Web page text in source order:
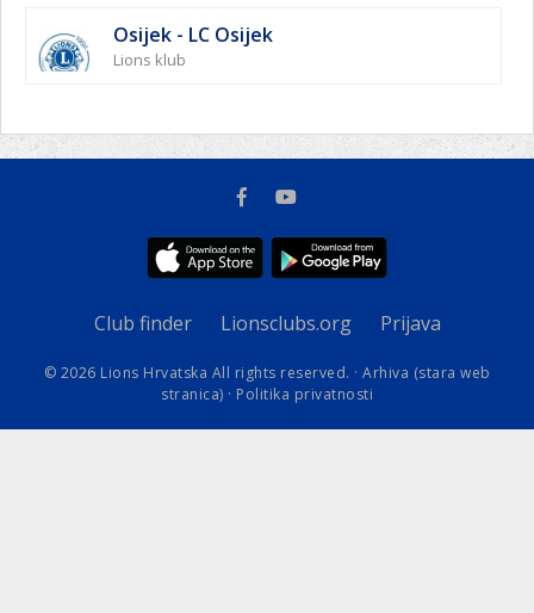
Osijek - LC Osijek
Lions klub
Club finder Lionsclubs.org Prijava
© 2026 Lions Hrvatska All rights reserved. · Arhiva (stara web
stranica) · Politika privatnosti